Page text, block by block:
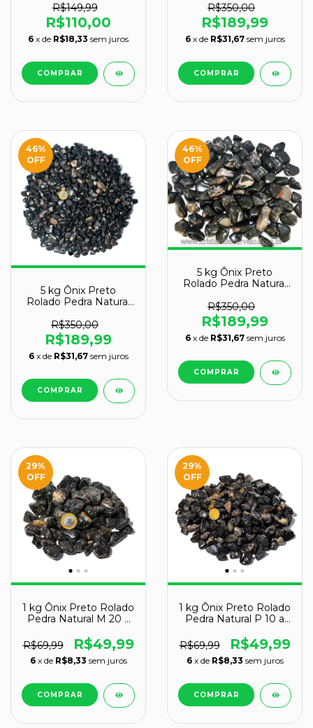
R$149,99
R$110,00
6 x de R$18,33 sem juros
R$350,00
R$189,99
6 x de R$31,67 sem juros
46%
OFF
5 kg Ônix Preto
Rolado Pedra Natural
R$350,00
R$189,99
6 x de R$31,67 sem juros
46%
OFF
5 kg Ônix Preto
Rolado Pedra Natural
R$350,00
R$189,99
6 x de R$31,67 sem juros
29%
OFF
1 kg Ônix Preto Rolado
Pedra Natural M 20 a
R$69,99
R$49,99
6 x de R$8,33 sem juros
29%
OFF
1 kg Ônix Preto Rolado
Pedra Natural P 10 a
R$69,99
R$49,99
6 x de R$8,33 sem juros